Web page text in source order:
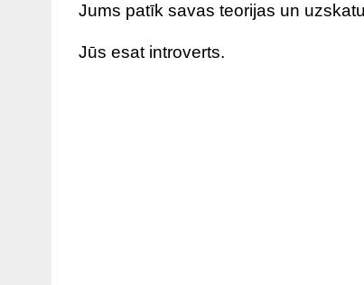
Jums patīk savas teorijas un
Jūs esat introverts.